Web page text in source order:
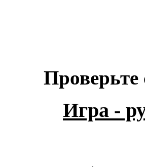
Проверьте
Игра -